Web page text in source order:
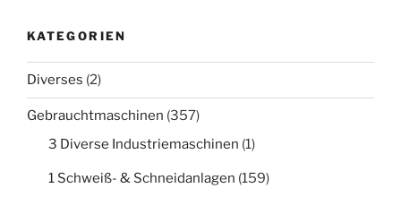
KATEGORIEN
Diverses (2)
Gebrauchtmaschinen (357)
3 Diverse Industriemaschinen (1)
1 Schweiß- & Schneidanlagen (159)